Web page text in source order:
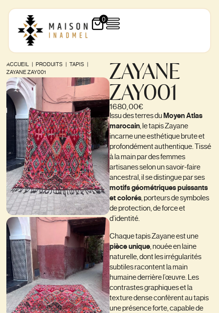
0
ACCUEIL PRODUITS |TAPIS
ZAYANE ZAY001
ZAYANE
ZAY001
1680,00€
Issu des terres duMoyen Atlas
marocain, le tapis Zayane
incarne une esthétique brute et
profondément authentique. Tissé
à la main par des femmes
artisanes selon un savoir-faire
ancestral, il se distingue par ses
motifs géométriques puissants
et colorés, porteurs de symboles
de protection, de force et
d’identité.
Chaque tapis Zayane est une
pièce unique , nouée en laine
naturelle, dont les irrégularités
subtiles racontent la main
humaine derrière l’œuvre. Les
contrastes graphiques et la
texture dense confèrent au tapis
une présence forte, capable de